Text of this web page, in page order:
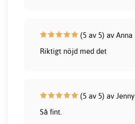
(5 av 5) av Anna
Riktigt nöjd med det
(5 av 5) av Jenny
Så fint.